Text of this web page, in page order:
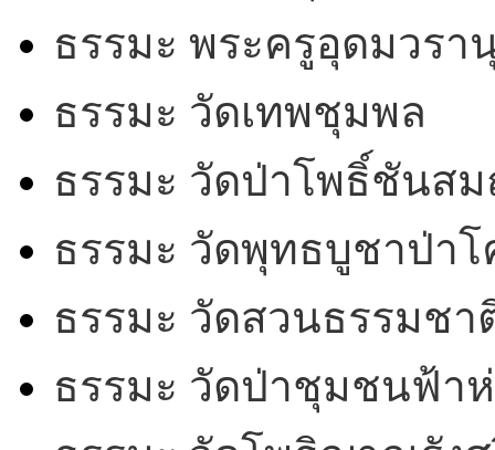
ธรรมะ พระครูอุดมวรา
ธรรมะ วัดเทพชุมพล
ธรรมะ วัดป่าโพธิ์ชันส
ธรรมะ วัดพุทธบูชาป่า
ธรรมะ วัดสวนธรรมช
ธรรมะ วัดป่าชุมชนฟ้า